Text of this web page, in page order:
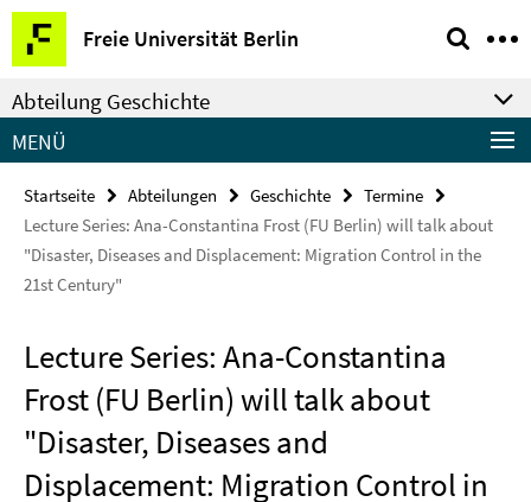
Springe
direkt
zu
Inhalt
Freie Universität Berlin
Service-
Navigation
Abteilung Geschichte
MENÜ
Startseite Abteilungen Geschichte
Termine
Lecture Series: Ana-Constantina Frost (FU Berlin) will talk about
"Disaster, Diseases and Displacement: Migration Control in the
21st Century"
Lecture Series: Ana-Constantina
Frost (FU Berlin) will talk about
"Disaster, Diseases and
Displacement: Migration Control in